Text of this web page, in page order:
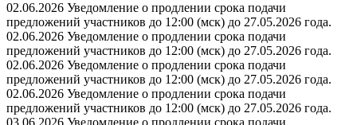
02.06.2026 Уведомление о продлении срока подачи
предложений участников до 12:00 (мск) до 27.05.2026 года.
02.06.2026 Уведомление о продлении срока подачи
предложений участников до 12:00 (мск) до 27.05.2026 года.
02.06.2026 Уведомление о продлении срока подачи
предложений участников до 12:00 (мск) до 27.05.2026 года.
02.06.2026 Уведомление о продлении срока подачи
предложений участников до 12:00 (мск) до 27.05.2026 года.
03.06.2026 Уведомление о продлении срока подачи